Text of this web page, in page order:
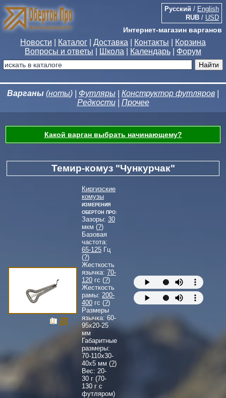
Интернет-магазин варганов
Русский / English
RUB / USD
Новости Каталог Доставка Контакты
Корзина
Вопросы и ответы
Школа Календарь Форум
Варганы (ноты) | Футляры Конструктор футляров
Редкости| Прочее
Какой варган выбрать начинающему?
Темир-комуз "Чункурчак"
Киргизские
комузы
Измерения
Обертон Про:
Зазоры: 30
мкм (?)
Базовая
частота:
65-125 Гц
(?)
Жесткость
язычка: 70-
120 гс (?)
Жесткость
рамы: 200-
400 гс (?)
Размеры
язычка: 60-
95x20-25
мм
Габаритные
размеры:
70-110x30-
40x5 мм (?)
Вес: 20-
30 г (70-
130 г с
футляром)